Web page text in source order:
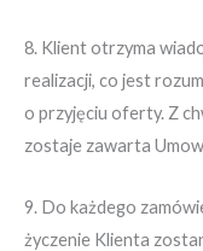
8. Klient otrzyma
realizacji, co jest
o przyjęciu oferty. Z
zostaje zawarta
9. Do każdego
życzenie Klienta